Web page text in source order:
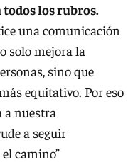
los rubros.
una comunicación
solo mejora la
sino que
equitativo. Por eso
a nuestra
a seguir
camino”